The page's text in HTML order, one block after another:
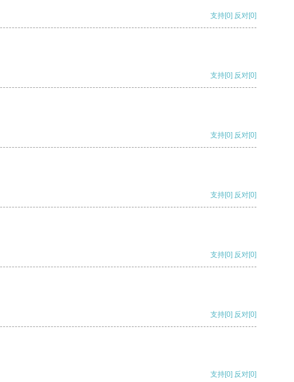
支持[0] 反对[0]
支持[0] 反对[0]
支持[0] 反对[0]
支持[0] 反对[0]
支持[0] 反对[0]
支持[0] 反对[0]
支持[0] 反对[0]